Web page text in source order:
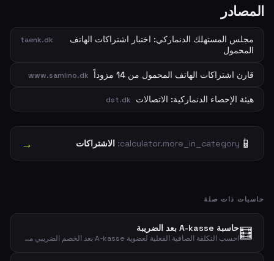
المصادر
مجلس المستهلك الدنماركي: اختبار اشتراكات الهاتف
المحمول
taenk.dk
قارن اشتراكات الهاتف المحمول من 14 مزوداً www.samlino.dk
هيئة الإحصاء الدنماركية: الاتصالات dst.dk
📱
calculator.more_in_category: الاشتراكات →
حاسبات ذات صلة
🧮حاسبة A-kasse بعد الضريبة
احسب التكلفة الصافية الفعلية لعضوية A-kasse بعد الخصم الضريبي مع نسبة خصم قابلة للتعديل.